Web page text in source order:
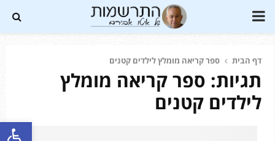
פתח סרגל נגישות
PRIMARY
דף הבית ספר קריאה מומלץ לילדים קטנים
תגיות: ספר קריאה מומלץ
לילדים קטנים